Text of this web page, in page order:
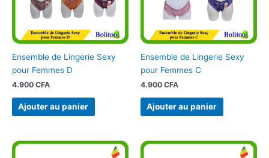
Ensemble de Lingerie Sexy
pour Femmes D
4.900 CFA
Ajouter au panier
Ensemble de Lingerie Sexy
pour Femmes C
4.900 CFA
Ajouter au panier